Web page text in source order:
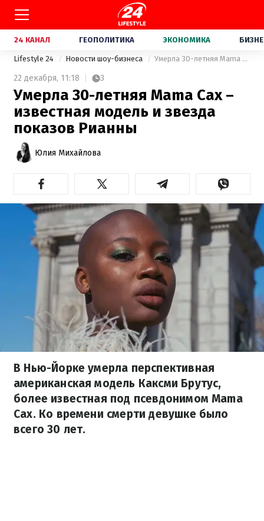
24 КАНАЛ ГЕОПОЛИТИКА ЭКОНОМИКА
Lifestyle 24 Новости шоу-бизнеса Умерла 30-летняя Mama Cax – известная модель и звезда показов Рианны
22 декабря, 11:18 3
Умерла 30-летняя Mama Cax –
известная модель и звезда
показов Рианны
Юлия Михайлова
В Нью-Йорке умерла перспективная
американская модель Каксми Брутус,
более известная под псевдонимом Mama
Cax. Ко времени смерти девушке было
всего 30 лет.